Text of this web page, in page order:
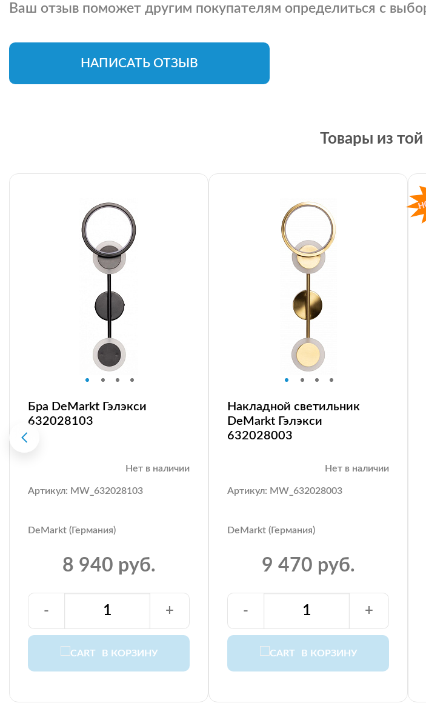
Ваш отзыв поможет другим покупателям определиться с
НАПИСАТЬ ОТЗЫВ
Товары из
Бра DeMarkt Гэлэкси
632028103
Нет в наличии
Артикул: MW_632028103
DeMarkt (Германия)
8 940 руб.
В КОРЗИНУ
- +
Накладной светильник
DeMarkt Гэлэкси
632028003
Нет в наличии
Артикул: MW_632028003
DeMarkt (Германия)
9 470 руб.
В КОРЗИНУ
- +